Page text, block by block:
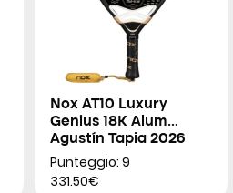
Nox AT10 Luxury
Genius 18K Alum
Agustín Tapia 2026
Punteggio: 9
331.50€